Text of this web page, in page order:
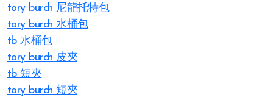
tory burch 尼龍托特包
tory burch 水桶包
tb 水桶包
tory burch 皮夾
tb 短夾
tory burch 短夾